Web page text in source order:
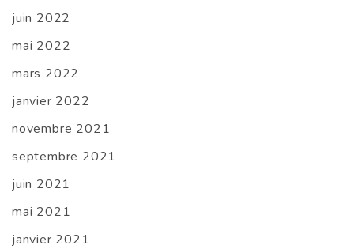
juin 2022
mai 2022
mars 2022
janvier 2022
novembre 2021
septembre 2021
juin 2021
mai 2021
janvier 2021